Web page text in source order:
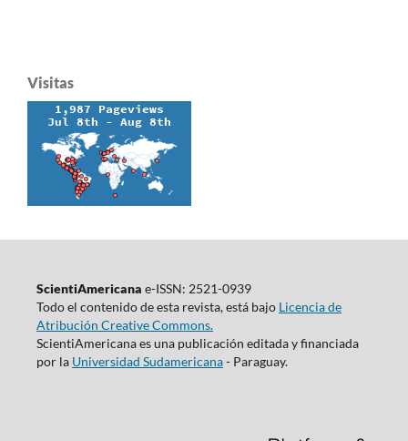
Visitas
ScientiAmericana e-ISSN: 2521-0939
Todo el contenido de esta revista, está bajo Licencia de
Atribución Creative Commons.
ScientiAmericana es una publicación editada y financiada
por la Universidad Sudamericana- Paraguay.